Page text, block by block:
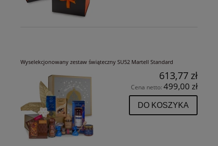
Wyselekcjonowany zestaw świąteczny SU52 Martell Standard
613,77 zł
Cena netto: 499,00 zł
DO KOSZYKA